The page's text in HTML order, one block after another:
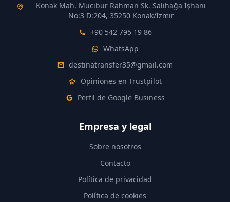
Konak Mah. Mücibur Rahman Sk. Salihağa İşhanı
No:3 D:204, 35250 Konak/İzmir
+90 542 795 19 86
WhatsApp
destinatransfer35@gmail.com
Opiniones en Trustpilot
Perfil de Google Business
Empresa y legal
Sobre nosotros
Contacto
Política de privacidad
Política de cookies